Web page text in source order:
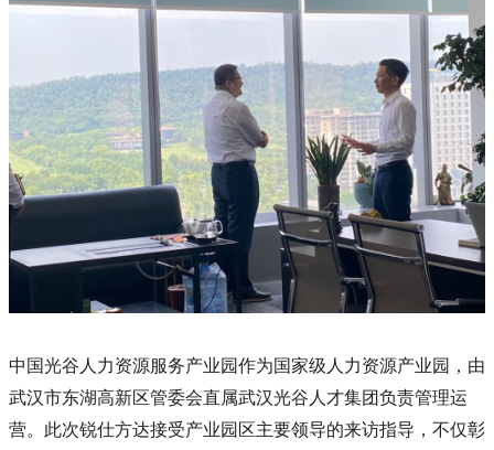
中国光谷人力资源服务产业园作为国家级人力资源产业园，由
武汉市东湖高新区管委会直属武汉光谷人才集团负责管理运
营。此次锐仕方达接受产业园区主要领导的来访指导，不仅彰